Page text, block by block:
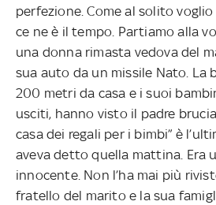
perfezione. Come al solito
ce ne è il tempo. Partiamo alla
una donna rimasta vedova del
sua auto da un missile Nato. La
200 metri da casa e i suoi
usciti, hanno visto il padre
casa dei regali per i bimbi” è
aveva detto quella mattina. Era
innocente. Non l’ha mai più
fratello del marito e la sua